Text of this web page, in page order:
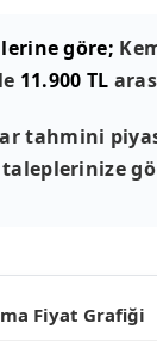
göre;
11.900 TL
tahmini
taleplerinize
Fiyat Grafiği